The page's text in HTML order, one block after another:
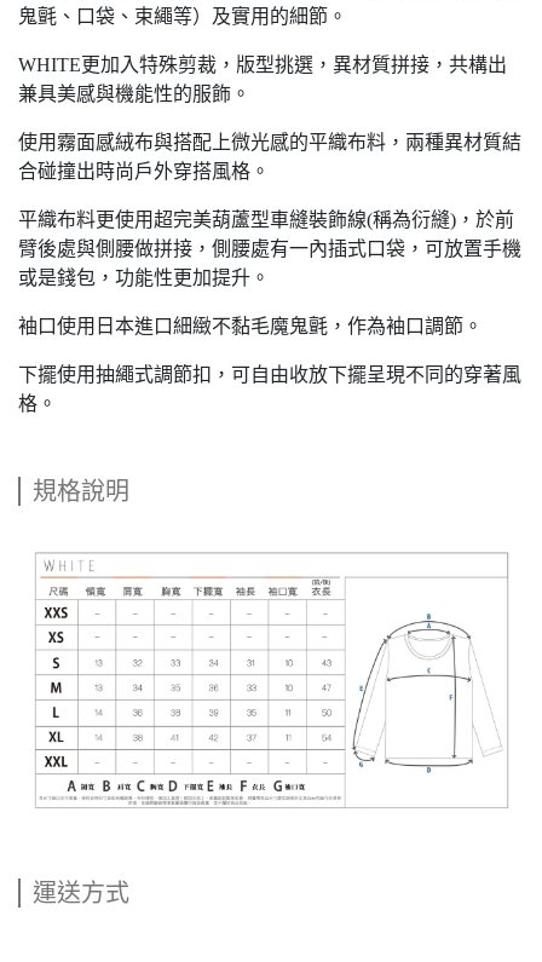
鬼氈、口袋、束繩等）及實用的細節。
WHITE更加入特殊剪裁，版型挑選，異材質拼接，共構出
兼具美感與機能性的服飾。
使用霧面感絨布與搭配上微光感的平織布料，兩種異材質結
合碰撞出時尚戶外穿搭風格。
平織布料更使用超完美葫蘆型車縫裝飾線(稱為衍縫)，於前
臂後處與側腰做拼接，側腰處有一內插式口袋，可放置手機
或是錢包，功能性更加提升。
袖口使用日本進口細緻不黏毛魔鬼氈，作為袖口調節。
下擺使用抽繩式調節扣，可自由收放下擺呈現不同的穿著風
格。
規格說明
運送方式